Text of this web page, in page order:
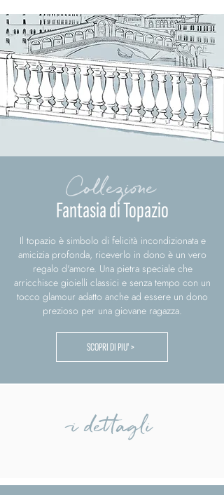
Collezione
Fantasia di Topazio
Il topazio è simbolo di felicità incondizionata e
amicizia profonda, riceverlo in dono è un vero
regalo d'amore. Una pietra speciale che
arricchisce gioielli classici e senza tempo con un
tocco glamour adatto anche ad essere un dono
prezioso per una giovane ragazza.
SCOPRI DI PIU' >
i dettagli